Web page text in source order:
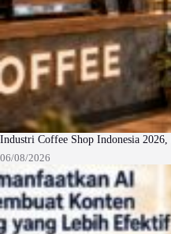
Industri Coffee Shop Indonesia
06/08/2026